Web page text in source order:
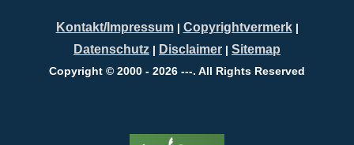
Kontakt/Impressum| Copyrightvermerk|
Datenschutz | Disclaimer | Sitemap
Copyright © 2000 - 2026 ---. All Rights Reserved